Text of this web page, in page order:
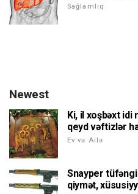
Sağlamlıq
Newest
Ki, il xoşbəxt idi
qeyd vəftizlər
Ev və Ailə
Snayper
qiymət,